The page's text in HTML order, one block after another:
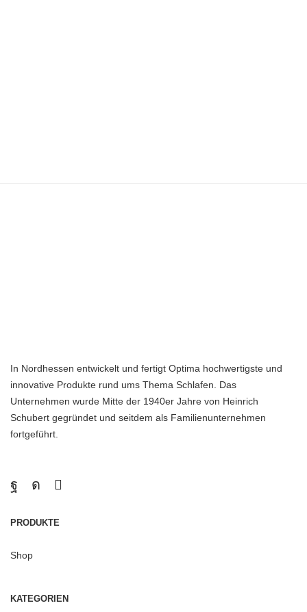
In Nordhessen entwickelt und fertigt Optima hochwertigste und
innovative Produkte rund ums Thema Schlafen. Das
Unternehmen wurde Mitte der 1940er Jahre von Heinrich
Schubert gegründet und seitdem als Familienunternehmen
fortgeführt.
PRODUKTE
Shop
KATEGORIEN